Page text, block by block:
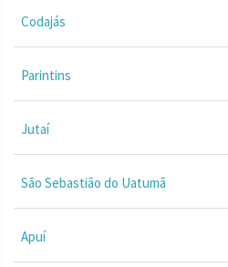
Codajás
Parintins
Jutaí
São Sebastião do Uatumã
Apuí